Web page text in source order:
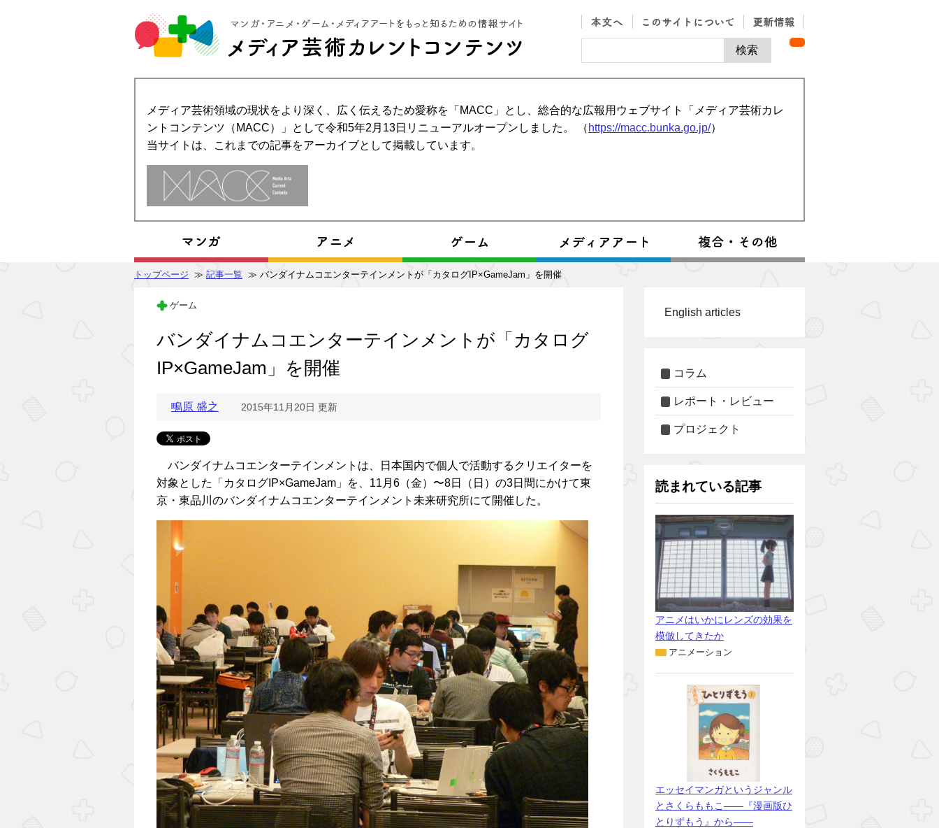
メディア芸術領域の現状をより深く、広く伝えるため愛称を「MACC」とし、総合的な広報用ウェブサイト「メディア芸術カレ
ントコンテンツ（MACC）」として令和5年2月13日リニューアルオープンしました。 （ https://macc.bunka.go.jp/）
当サイトは、これまでの記事をアーカイブとして掲載しています。
トップページ ≫ 記事一覧 ≫ バンダイナムコエンターテインメントが「カタログIP×GameJam」を開催
ゲーム
バンダイナムコエンターテインメントが「カタログ
IP×GameJam」を開催
鴫原 盛之 2015年11月20日 更新
バンダイナムコエンターテインメントは、日本国内で個人で活動するクリエイターを
対象とした「カタログIP×GameJam」を、11月6（金）〜8日（日）の3日間にかけて東
京・東品川のバンダイナムコエンターテインメント未来研究所にて開催した。
English articles
コラム
レポート・レビュー
プロジェクト
読まれている記事
アニメはいかにレンズの効果を
模倣してきたか
アニメーション
エッセイマンガというジャンル
とさくらももこ――『漫画版ひ
とりずもう』から――